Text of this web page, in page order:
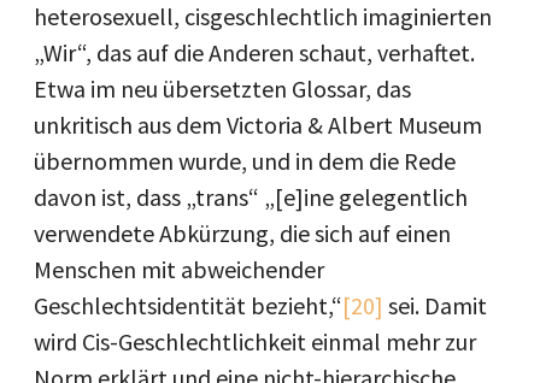
heterosexuell, cisgeschlechtlich imaginierten
„Wir“, das auf die Anderen schaut, verhaftet.
Etwa im neu übersetzten Glossar, das
unkritisch aus dem Victoria & Albert Museum
übernommen wurde, und in dem die Rede
davon ist, dass „trans“ „[e]ine gelegentlich
verwendete Abkürzung, die sich auf einen
Menschen mit abweichender
Geschlechtsidentität bezieht,“[20] sei. Damit
wird Cis-Geschlechtlichkeit einmal mehr zur